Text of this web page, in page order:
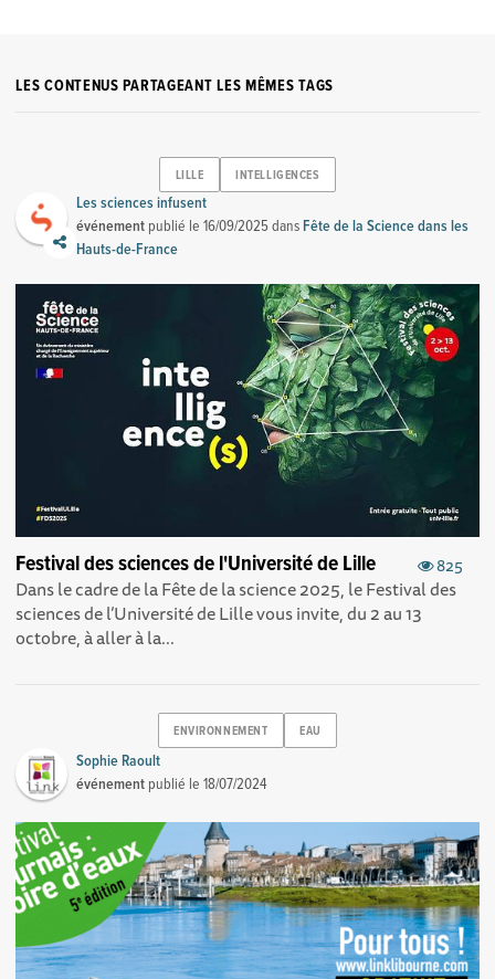
LES CONTENUS PARTAGEANT LES MÊMES TAGS
LILLE INTELLIGENCES
Les sciences infusent
événement publié le16/09/2025dans Fête de la Science dans les
Hauts-de-France
825
Festival des sciences de l'Université de Lille
Dans le cadre de la Fête de la science 2025, le Festival des
sciences de l’Université de Lille vous invite, du 2 au 13
octobre, à aller à la...
ENVIRONNEMENT EAU
Sophie Raoult
événement publié le18/07/2024